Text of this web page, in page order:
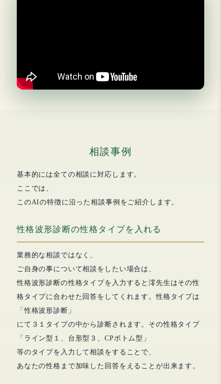
相談事例
基本的には全ての相談に対応します。
ここでは、
このAIの特徴に沿った相談事例をご紹介します。
性格波形診断の性格タイプを入れる
業務的な相談ではなく、
ご自身の事について相談をしたい場合は、
性格波形診断の性格タイプを入力すると澪先生はその性
格タイプに合わせた回答をしてくれます。性格タイプは
「性格波形診断」
にて３１タイプの中から診断されます。その性格タイプ
「ライン型１、台形型３、CPボトム型」
等のタイプを入力して相談をすることで、
あなたの性格まで加味した回答をえることが出来ます。